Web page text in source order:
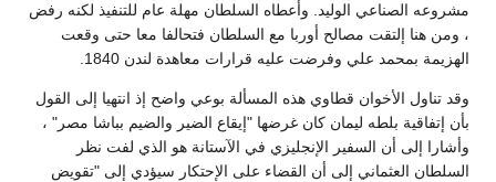
مشروعه الصناعي الوليد. وأعطاه السلطان مهلة عام للتنفيذ لكنه رفض
، ومن هنا إلتقت مصالح أوربا مع السلطان فتحالفا معا حتى وقعت
الهزيمة بمحمد علي وفرضت عليه قرارات معاهدة لندن 1840.
وقد تناول الأخوان قطاوي هذه المسألة بوعي واضح إذ انتهيا إلى القول
بأن إتفاقية بلطه ليمان كان غرضها "إيقاع الضير والضيم بباشا مصر" ،
وأشارا إلى أن السفير الإنجليزي في الآستانة هو الذي لفت نظر
السلطان العثماني إلى أن القضاء على الإحتكار سيؤدي إلى "تقويض